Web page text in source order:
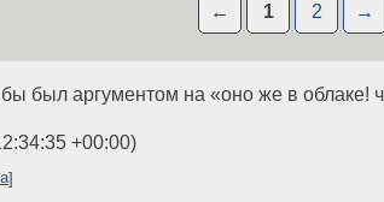
← 1 2 →
бы был аргументом на «оно же в облаке!
+00:00)